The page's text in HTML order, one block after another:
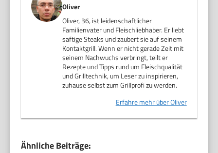
Oliver
Oliver, 36, ist leidenschaftlicher
Familienvater und Fleischliebhaber. Er liebt
saftige Steaks und zaubert sie auf seinem
Kontaktgrill. Wenn er nicht gerade Zeit mit
seinem Nachwuchs verbringt, teilt er
Rezepte und Tipps rund um Fleischqualität
und Grilltechnik, um Leser zu inspirieren,
zuhause selbst zum Grillprofi zu werden.
Erfahre mehr über Oliver
Ähnliche Beiträge: